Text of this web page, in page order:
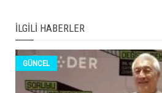
İLGILI HABERLER
GÜNCEL